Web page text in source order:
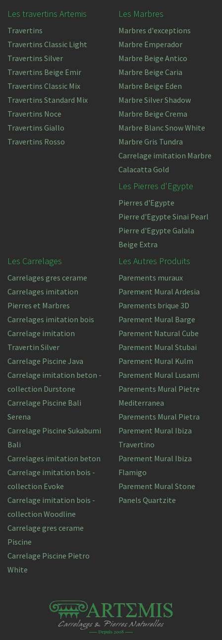
Les travertins Artemis
Travertins
Travertins Classic Light
Travertins Silver
Travertins Beige Emir
Travertins Classic Mix
Travertins Standard Mix
Travertins Noce
Travertins Giallo
Travertins Rosso
Les Marbres
Marbres d'exceptions
Marbre Emperador
Marbre Beige Antico
Marbre Beige Caria
Marbre Beige Eden
Marbre Silver Shadow
Marbre Beige Crema
Marbre Blanc Snow White
Marbre Gris Tundra
Carrelage imitation Marbre
Calacatta Gold
Les Pierres d'Egypte
Pierres d'Egypte
Pierre d'Egypte Sinai Pearl
Pierre d'Egypte Galala
Beige Extra
Les Carrelages
Carrelages gres cerame
Carrelages imitation
Pierres et Marbres
Carrelages imitation bois
Carrelage imitation
Travertin Silver
Carrelage Piscine Java
Carrelage imitation beton -
collection Durstone
Carrelage Piscine Bali
Serena
Carrelage Piscine Sukabumi
Bali
Carrelages imitation beton
Carrelage imitation bois -
collection Evoke
Carrelage imitation bois -
collection Woodline
Carrelage gres cerame
Piscine
Carrelage Piscine Pietro
White
Les Autres Produits
Parements muraux
Parement Mural Ardesia
Parements brique 3D
Parement Mural Barge
Parement Natural Cube
Parement Mural Stubai
Parement Mural Kulm
Parement Mural Lusami
Parements Mural Pietre
Mediterranea
Parements Mural Pietra
Parement Mural Ibiza
Travertino
Parement Mural Ibiza
Flamigo
Parement Mural Stone
Panels Quartzite